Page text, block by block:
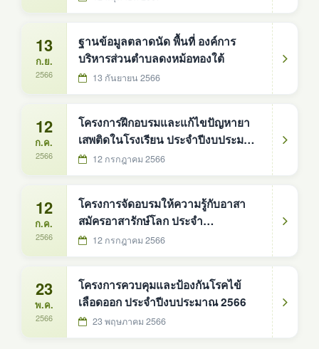
13
ก.ย.
2566
ฐานข้อมูลตลาดนัด พื้นที่ องค์การ
บริหารส่วนตำบลดงหม้อทองใต้
13 กันยายน 2566
12
ก.ค.
2566
โครงการฝึกอบรมและแก้ไขปัญหายา
เสพติดในโรงเรียน ประจำปีงบประมาณ
พศ.2566
12 กรกฎาคม 2566
12
ก.ค.
2566
โครงการจัดอบรมให้ความรู้กับอาสา
สมัครอาสารักษ์โลก ประจำ
ปีงบประมาณ พศ.2566
12 กรกฎาคม 2566
23
พ.ค.
2566
โครงการควบคุมและป้องกันโรคไข้
เลือดออก ประจำปีงบประมาณ 2566
23 พฤษภาคม 2566